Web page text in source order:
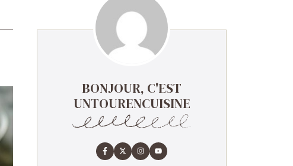
BONJOUR, C'EST
UNTOURENCUISINE